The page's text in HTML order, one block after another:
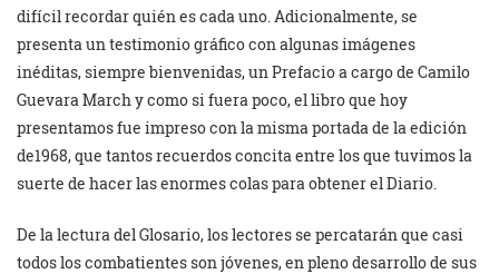
difícil recordar quién es cada uno. Adicionalmente, se
presenta un testimonio gráfico con algunas imágenes
inéditas, siempre bienvenidas, un Prefacio a cargo de Camilo
Guevara March y como si fuera poco, el libro que hoy
presentamos fue impreso con la misma portada de la edición
de1968, que tantos recuerdos concita entre los que tuvimos la
suerte de hacer las enormes colas para obtener el Diario.
De la lectura del Glosario, los lectores se percatarán que casi
todos los combatientes son jóvenes, en pleno desarrollo de sus